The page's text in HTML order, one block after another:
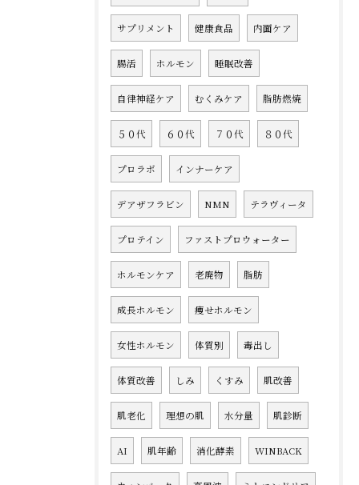
サプリメント 健康食品 内面ケア
腸活 ホルモン 睡眠改善
自律神経ケア むくみケア 脂肪燃焼
５０代 ６０代 ７０代 ８０代
プロラボ インナーケア
デアザフラビン NMN テラヴィータ
プロテイン ファストプロウォーター
ホルモンケア 老廃物 脂肪
成長ホルモン 痩せホルモン
女性ホルモン 体質別 毒出し
体質改善 しみ くすみ 肌改善
肌老化 理想の肌 水分量 肌診断
AI 肌年齢 消化酵素 WINBACK